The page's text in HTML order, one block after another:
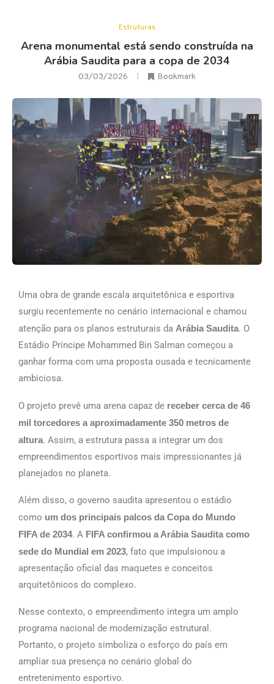
Estruturas
Arena monumental está sendo construída na
Arábia Saudita para a copa de 2034
03/03/2026 Bookmark
Uma obra de grande escala arquitetônica e esportiva
surgiu recentemente no cenário internacional e chamou
atenção para os planos estruturais da Arábia Saudita. O
Estádio Príncipe Mohammed Bin Salman começou a
ganhar forma com uma proposta ousada e tecnicamente
ambiciosa.
O projeto prevê uma arena capaz de receber cerca de 46
mil torcedores a aproximadamente 350 metros de
altura. Assim, a estrutura passa a integrar um dos
empreendimentos esportivos mais impressionantes já
planejados no planeta.
Além disso, o governo saudita apresentou o estádio
como um dos principais palcos da Copa do Mundo
FIFA de 2034. A FIFA confirmou a Arábia Saudita como
sede do Mundial em 2023, fato que impulsionou a
apresentação oficial das maquetes e conceitos
arquitetônicos do complexo.
Nesse contexto, o empreendimento integra um amplo
programa nacional de modernização estrutural.
Portanto, o projeto simboliza o esforço do país em
ampliar sua presença no cenário global do
entretenimento esportivo.